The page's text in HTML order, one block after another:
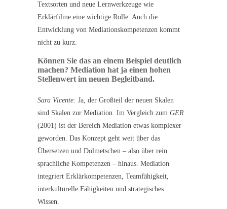
Textsorten und neue Lernwerkzeuge wie
Erklärfilme eine wichtige Rolle. Auch die
Entwicklung von Mediationskompetenzen kommt
nicht zu kurz.
Können Sie das an einem Beispiel deutlich
machen? Mediation hat ja einen hohen
Stellenwert im neuen Begleitband.
Sara Vicente: Ja, der Großteil der neuen Skalen
sind Skalen zur Mediation. Im Vergleich zum GER
(2001) ist der Bereich Mediation etwas komplexer
geworden. Das Konzept geht weit über das
Übersetzen und Dolmetschen – also über rein
sprachliche Kompetenzen – hinaus. Mediation
integriert Erklärkompetenzen, Teamfähigkeit,
interkulturelle Fähigkeiten und strategisches
Wissen.